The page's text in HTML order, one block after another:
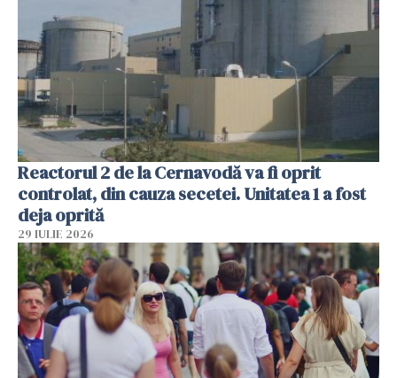
Reactorul 2 de la Cernavodă va fi oprit
controlat, din cauza secetei. Unitatea 1 a fost
deja oprită
29 IULIE 2026